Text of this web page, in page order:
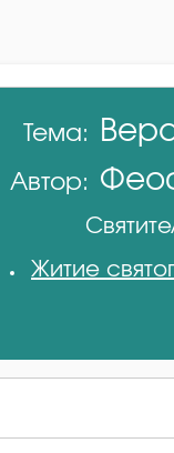
Тема:
Автор:
Житие